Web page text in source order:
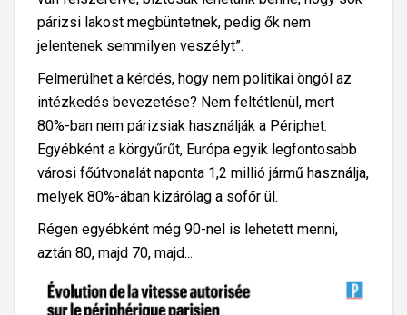
párizsi lakost megbüntetnek, pedig ők nem
jelentenek semmilyen veszélyt”.
Felmerülhet a kérdés, hogy nem politikai öngól az
intézkedés bevezetése? Nem feltétlenül, mert
80%-ban nem párizsiak használják a Périphet.
Egyébként a körgyűrűt, Európa egyik legfontosabb
városi főútvonalát naponta 1,2 millió jármű használja,
melyek 80%-ában kizárólag a sofőr ül.
Régen egyébként még 90-nel is lehetett menni,
aztán 80, majd 70, majd...